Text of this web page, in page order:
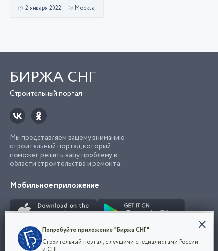
2 января 2022 Москва
БИРЖА СНГ
Строительный портал
Мы представляем вашему вниманию
строительный портал, который
поможет решить вашу проблему в
области строительства и ремонта.
Мобильное приложение
Использование сайта, в том числе подача объявлений, означает
Конфиденциальность
Мы используем файлы cookie, чтобы сделать
наш сайт удобным для каждого
Попробуйте приложение "Биржа СНГ"
Строительный портал, с лучшими специалистами России